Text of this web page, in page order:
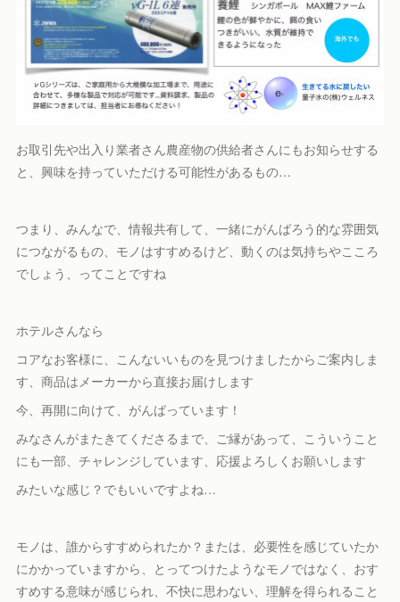
お取引先や出入り業者さん農産物の供給者さんにもお知らせする
と、興味を持っていただける可能性があるもの…
つまり、みんなで、情報共有して、一緒にがんばろう的な雰囲気
につながるもの、モノはすすめるけど、動くのは気持ちやこころ
でしょう、ってことですね
ホテルさんなら
コアなお客様に、こんないいものを見つけましたからご案内しま
す、商品はメーカーから直接お届けします
今、再開に向けて、がんばっています！
みなさんがまたきてくださるまで、ご縁があって、こういうこと
にも一部、チャレンジしています、応援よろしくお願いします
みたいな感じ？でもいいですよね…
モノは、誰からすすめられたか？または、必要性を感じていたか
にかかっていますから、とってつけたようなモノではなく、おす
すめする意味が感じられ、不快に思わない、理解を得られること